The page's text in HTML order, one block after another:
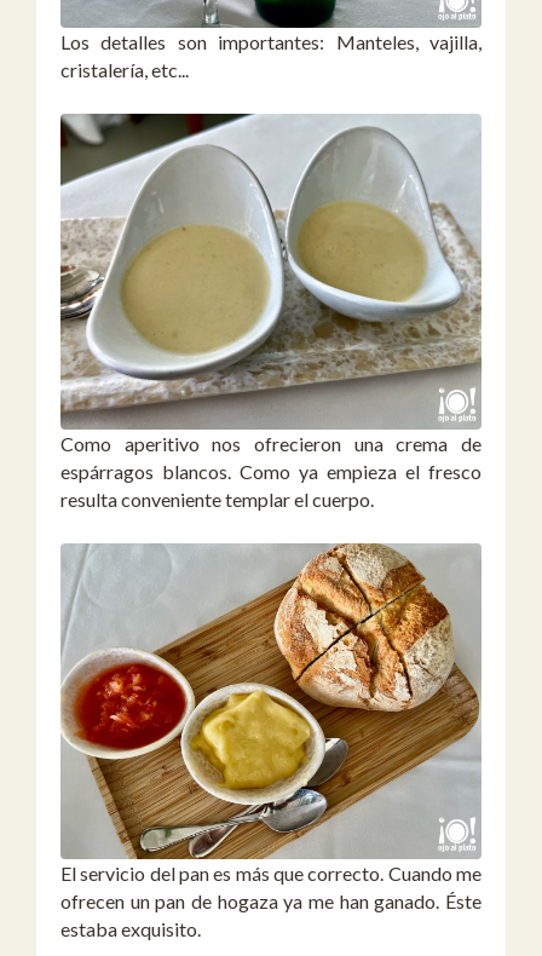
Los detalles son importantes: Manteles, vajilla,
cristalería, etc...
Como aperitivo nos ofrecieron una crema de
espárragos blancos. Como ya empieza el fresco
resulta conveniente templar el cuerpo.
El servicio del pan es más que correcto. Cuando me
ofrecen un pan de hogaza ya me han ganado. Éste
estaba exquisito.